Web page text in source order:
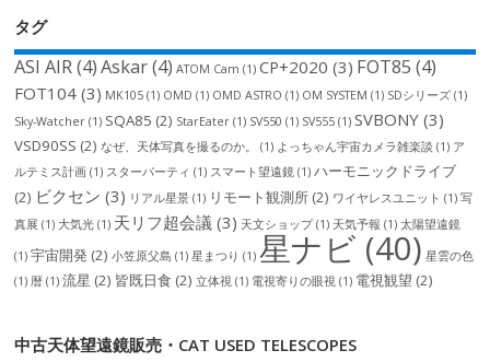
タグ
ASI AIR(4) Askar(4) ATOM Cam (1) CP+2020 (3) FOT85 (4)
FOT104 (3) MK105 (1) OMD (1) OMD ASTRO (1) OM SYSTEM (1) SDシリーズ (1)
Sky-Watcher (1) SQA85 (2) StarEater (1) SV550 (1) SV555 (1) SVBONY (3)
VSD90SS (2) なぜ、天体写真を撮るのか。 (1) よっちゃん宇宙カメラ雑楽談 (1) ア
ルテミス計画 (1) スターパーティ (1) スマート望遠鏡 (1) ハーモニックドライブ
(2) ビクセン (3) リアル星景 (1) リモート観測所 (2) ワイヤレスユニット (1) 写
真展 (1) 大気光 (1) 天リフ超会議 (3) 天文ショップ(1) 天気予報 (1) 太陽望遠鏡
(1) 宇宙開発 (2) 小笠原父島 (1) 星まつり (1) 星ナビ (40) 星雲の色
(1) 暦 (1) 流星 (2) 皆既日食 (2) 立体視 (1) 電視寄りの眼視 (1) 電視観望 (2)
中古天体望遠鏡販売・CAT USED TELESCOPES